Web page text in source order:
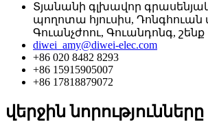
Տյանանի գլխավոր
պողոտա հյուսիս, Դոնգհուան
Գուանչժոու, Գուանդոնգ, շենք
diwei_amy@diwei-elec.com
+86 020 8482 8293
+86 15915905007
+86 17818879072
վերջին նորությունները